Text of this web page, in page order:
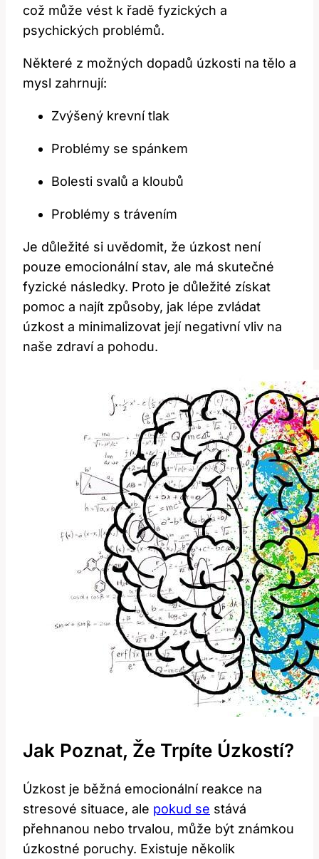
což může vést k řadě fyzických a
psychických problémů.
Některé z možných dopadů úzkosti na tělo a
mysl zahrnují:
Zvýšený krevní tlak
Problémy se spánkem
Bolesti svalů a kloubů
Problémy s trávením
Je důležité si uvědomit, že úzkost není
pouze emocionální stav, ale má skutečné
fyzické následky. Proto je důležité získat
pomoc a najít způsoby, jak lépe zvládat
úzkost a minimalizovat její negativní vliv na
naše zdraví a pohodu.
Jak Poznat, Že Trpíte Úzkostí?
Úzkost je běžná emocionální reakce na
stresové situace, ale pokud se stává
přehnanou nebo trvalou, může být známkou
úzkostné poruchy. Existuje několik